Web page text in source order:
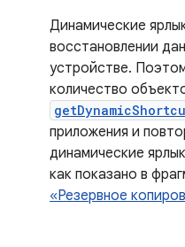
Динамические
восстановлении
устройстве.
количество
приложения и
динамические
как показано в
«Резервное